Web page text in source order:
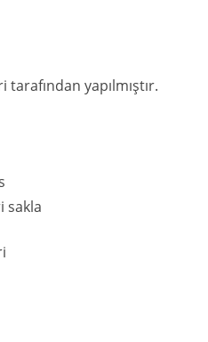
yapılmıştır.
sakla